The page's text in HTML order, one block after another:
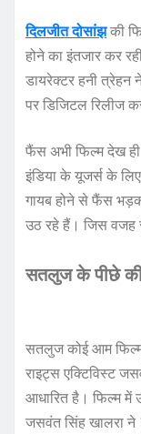
दिलजीत दोसांझकी
होने का इंतजार कर
डायरेक्टर हनी त्रेहन
पर डिजिटल रिलीज
फैंस अभी फिल्म देख
इंडिया के यूजर्स के
गायब होने से फैंस
उठ रहे हैं। जिस वजह
सतलुज के पीछे की
सतलुज कोई आम फिल्म
राइट्स एक्टिविस्ट
आधारित है। फिल्म में
जसवंत सिंह खालरा